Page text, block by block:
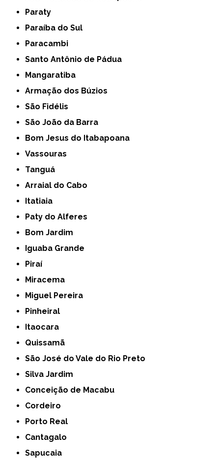
Paraty
Paraíba do Sul
Paracambi
Santo Antônio de Pádua
Mangaratiba
Armação dos Búzios
São Fidélis
São João da Barra
Bom Jesus do Itabapoana
Vassouras
Tanguá
Arraial do Cabo
Itatiaia
Paty do Alferes
Bom Jardim
Iguaba Grande
Piraí
Miracema
Miguel Pereira
Pinheiral
Itaocara
Quissamã
São José do Vale do Rio Preto
Silva Jardim
Conceição de Macabu
Cordeiro
Porto Real
Cantagalo
Sapucaia